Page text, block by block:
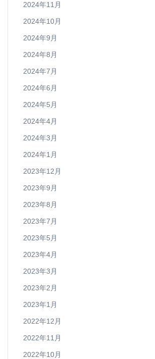
2024年11月
2024年10月
2024年9月
2024年8月
2024年7月
2024年6月
2024年5月
2024年4月
2024年3月
2024年1月
2023年12月
2023年9月
2023年8月
2023年7月
2023年5月
2023年4月
2023年3月
2023年2月
2023年1月
2022年12月
2022年11月
2022年10月